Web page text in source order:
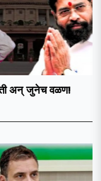
अन् जुनेच वळण!